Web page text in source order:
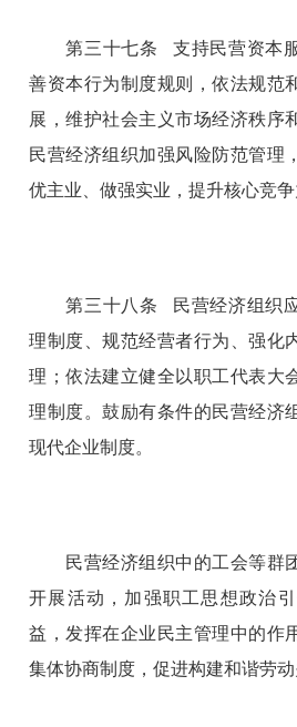
第三十七条 支持民营资本服
善资本行为制度规则，依法规范
展，维护社会主义市场经济秩序
民营经济组织加强风险防范管理
优主业、做强实业，提升核心竞争
第三十八条 民营经济组织应
理制度、规范经营者行为、强化
理；依法建立健全以职工代表大
理制度。鼓励有条件的民营经济
现代企业制度。
民营经济组织中的工会等群
开展活动，加强职工思想政治
益，发挥在企业民主管理中的作
集体协商制度，促进构建和谐劳动